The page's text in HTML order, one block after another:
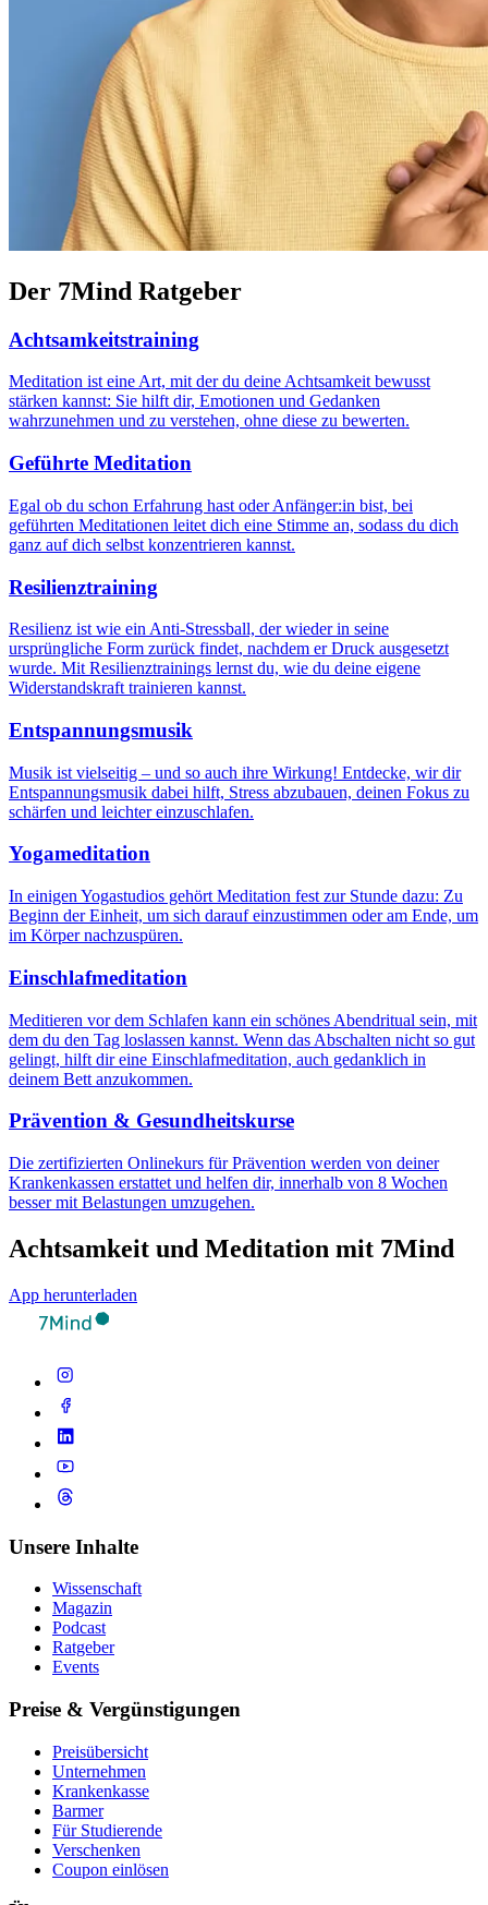
Der 7Mind Ratgeber
Achtsamkeitstraining
Meditation ist eine Art, mit der du deine Achtsamkeit bewusst
stärken kannst: Sie hilft dir, Emotionen und Gedanken
wahrzunehmen und zu verstehen, ohne diese zu bewerten.
Geführte Meditation
Egal ob du schon Erfahrung hast oder Anfänger:in bist, bei
geführten Meditationen leitet dich eine Stimme an, sodass du dich
ganz auf dich selbst konzentrieren kannst.
Resilienztraining
Resilienz ist wie ein Anti-Stressball, der wieder in seine
ursprüngliche Form zurück findet, nachdem er Druck ausgesetzt
wurde. Mit Resilienztrainings lernst du, wie du deine eigene
Widerstandskraft trainieren kannst.
Entspannungsmusik
Musik ist vielseitig – und so auch ihre Wirkung! Entdecke, wir dir
Entspannungsmusik dabei hilft, Stress abzubauen, deinen Fokus zu
schärfen und leichter einzuschlafen.
Yogameditation
In einigen Yogastudios gehört Meditation fest zur Stunde dazu: Zu
Beginn der Einheit, um sich darauf einzustimmen oder am Ende, um
im Körper nachzuspüren.
Einschlafmeditation
Meditieren vor dem Schlafen kann ein schönes Abendritual sein, mit
dem du den Tag loslassen kannst. Wenn das Abschalten nicht so gut
gelingt, hilft dir eine Einschlafmeditation, auch gedanklich in
deinem Bett anzukommen.
Prävention & Gesundheitskurse
Die zertifizierten Onlinekurs für Prävention werden von deiner
Krankenkassen erstattet und helfen dir, innerhalb von 8 Wochen
besser mit Belastungen umzugehen.
Achtsamkeit und Meditation mit 7Mind
App herunterladen
Unsere Inhalte
Wissenschaft
Magazin
Podcast
Ratgeber
Events
Preise & Vergünstigungen
Preisübersicht
Unternehmen
Krankenkasse
Barmer
Für Studierende
Ver­schen­ken
Coupon einlösen